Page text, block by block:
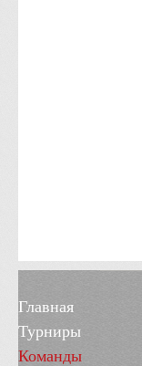
Главная
Турниры
Команды